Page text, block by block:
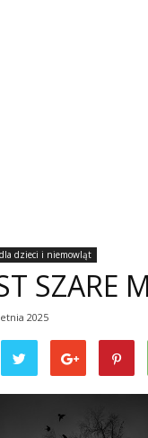
dzieci i niemowląt
SZARE
2025